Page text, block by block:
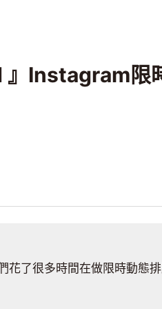
』Instagram限
花了很多時間在做限時動態